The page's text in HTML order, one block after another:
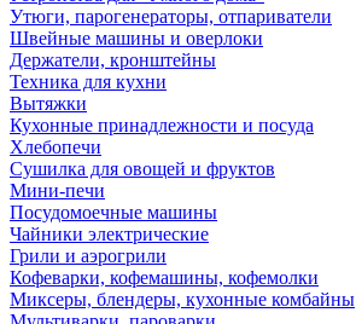
Утюги, парогенераторы, отпариватели
Швейные машины и оверлоки
Держатели, кронштейны
Техника для кухни
Вытяжки
Кухонные принадлежности и посуда
Хлебопечи
Сушилка для овощей и фруктов
Мини-печи
Посудомоечные машины
Чайники электрические
Грили и аэрогрили
Кофеварки, кофемашины, кофемолки
Миксеры, блендеры, кухонные комбайны